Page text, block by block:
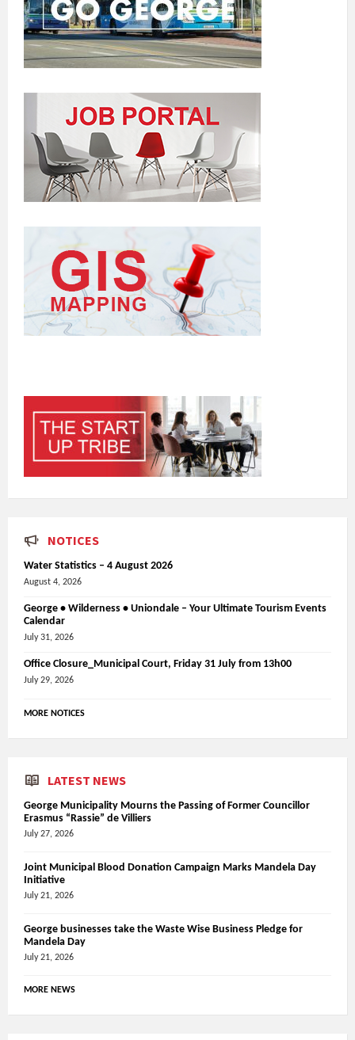
NOTICES
Water Statistics – 4 August 2026
August 4, 2026
George • Wilderness • Uniondale – Your Ultimate Tourism Events
Calendar
July 31, 2026
Office Closure_Municipal Court, Friday 31 July from 13h00
July 29, 2026
MORE NOTICES
LATEST NEWS
George Municipality Mourns the Passing of Former Councillor
Erasmus “Rassie” de Villiers
July 27, 2026
Joint Municipal Blood Donation Campaign Marks Mandela Day
Initiative
July 21, 2026
George businesses take the Waste Wise Business Pledge for
Mandela Day
July 21, 2026
MORE NEWS